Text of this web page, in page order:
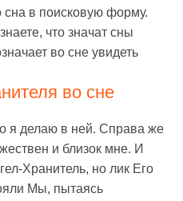
сна в поисковую форму.
что значат сны
во сне увидеть
во сне
я делаю в ней. Справа же
и близок мне. И
Хранитель, но лик Его
Мы, пытаясь